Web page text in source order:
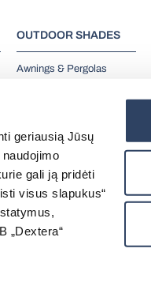
geriausią Jūsų
gali ją pridėti
visus slapukus“
„Dextera“
OUTDOOR SHADES
Awnings & Pergolas
Garage Gates &
Automatic
Security Grilles